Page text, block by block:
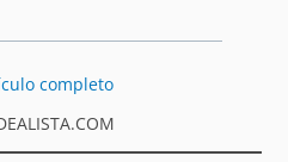
completo